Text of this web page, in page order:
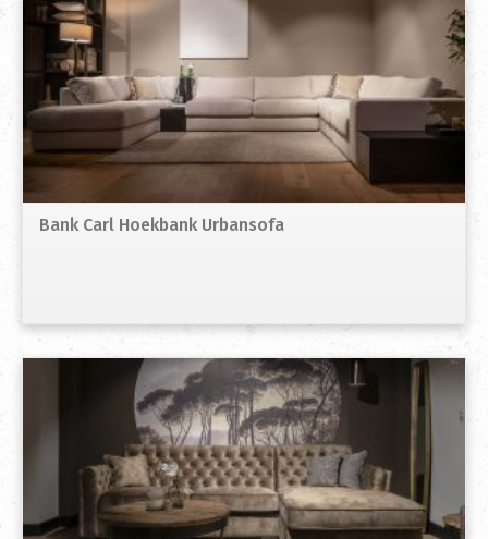
Bank Carl Hoekbank Urbansofa